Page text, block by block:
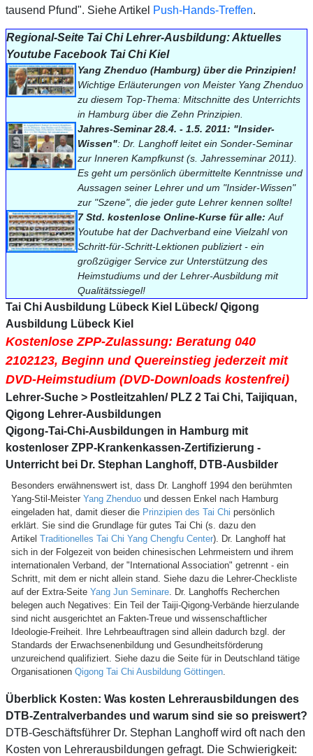
tausend Pfund". Siehe Artikel Push-Hands-Treffen.
Regional-Seite Tai Chi Lehrer-Ausbildung: Aktuelles
Youtube Facebook Tai Chi Kiel
Yang Zhenduo (Hamburg) über die Prinzipien!
Wichtige Erläuterungen von Meister Yang Zhenduo
zu diesem Top-Thema: Mitschnitte des Unterrichts
in Hamburg über die Zehn Prinzipien.
Jahres-Seminar28.4. - 1.5. 2011: "Insider-
Wissen": Dr. Langhoff leitet ein Sonder-Seminar
zur Inneren Kampfkunst (s. Jahresseminar 2011).
Es geht um persönlich übermittelte Kenntnisse und
Aussagen seiner Lehrer und um "Insider-Wissen"
zur "Szene", die jeder gute Lehrer kennen sollte!
7 Std. kostenlose Online-Kurse für alle: Auf
Youtube hat der Dachverband eine Vielzahl von
Schritt-für-Schritt-Lektionen publiziert - ein
großzügiger Service zur Unterstützung des
Heimstudiums und der Lehrer-Ausbildung mit
Qualitätssiegel!
Tai Chi Ausbildung Lübeck Kiel Lübeck/ Qigong
Ausbildung Lübeck Kiel
Kostenlose ZPP-Zulassung: Beratung 040
2102123, Beginn und Quereinstieg jederzeit mit
DVD-Heimstudium (DVD-Downloads kostenfrei)
Lehrer-Suche > Postleitzahlen/ PLZ 2 Tai Chi, Taijiquan,
Qigong Lehrer-Ausbildungen
Qigong-Tai-Chi-Ausbildungen in Hamburg mit
kostenloser ZPP-Krankenkassen-Zertifizierung -
Unterricht bei Dr. Stephan Langhoff, DTB-Ausbilder
Besonders erwähnenswert ist, dass Dr. Langhoff 1994 den berühmten
Yang-Stil-Meister Yang Zhenduo und dessen Enkel nach Hamburg
eingeladen hat, damit dieser die Prinzipien des Tai Chi persönlich
erklärt. Sie sind die Grundlage für gutes Tai Chi (s. dazu den
Artikel Traditionelles Tai Chi Yang Chengfu Center). Dr. Langhoff hat
sich in der Folgezeit von beiden chinesischen Lehrmeistern und ihrem
internationalen Verband, der "International Association" getrennt - ein
Schritt, mit dem er nicht allein stand. Siehe dazu die Lehrer-Checkliste
auf der Extra-Seite Yang Jun Seminare . Dr. Langhoffs Recherchen
belegen auch Negatives: Ein Teil der Taiji-Qigong-Verbände hierzulande
sind nicht ausgerichtet an Fakten-Treue und wissenschaftlicher
Ideologie-Freiheit. Ihre Lehrbeauftragen sind allein dadurch bzgl. der
Standards der Erwachsenenbildung und Gesundheitsförderung
unzureichend qualifiziert. Siehe dazu die Seite für in Deutschland tätige
Organisationen Qigong Tai Chi Ausbildung Göttingen
Überblick Kosten: Was kosten Lehrerausbildungen des
DTB-Zentralverbandes und warum sind sie so preiswert?
DTB-Geschäftsführer Dr. Stephan Langhoff wird oft nach den
Kosten von Lehrerausbildungen gefragt. Die Schwierigkeit: